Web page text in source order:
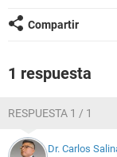
Compartir
1 respuesta
RESPUESTA 1 / 1
Dr. Carlos